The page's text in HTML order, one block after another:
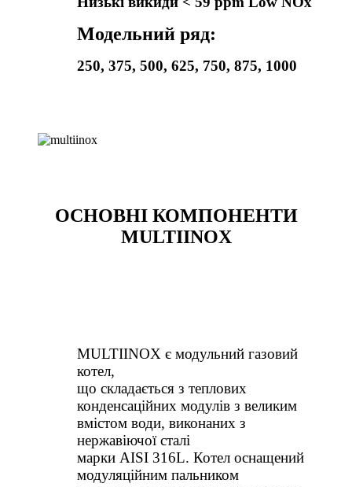
Модельний ряд:
250, 375, 500, 625, 750, 875, 1000
ОСНОВНІ КОМПОНЕНТИ
MULTIІNOX
MULTIINOX є модульний газовий
котел,
що складається з теплових
конденсаційних модулів з великим
вмістом води, виконаних з
нержавіючої сталі
марки AISI 316L. Котел оснащений
модуляційним пальником